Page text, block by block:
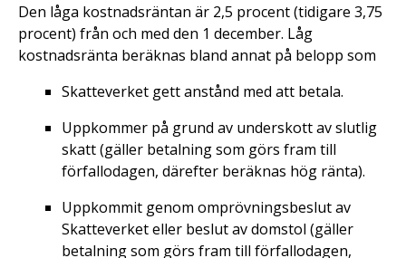
Den låga kostnadsräntan är 2,5 procent (tidigare 3,75
procent) från och med den 1 december. Låg
kostnadsränta beräknas bland annat på belopp som
Skatteverket gett anstånd med att betala.
Uppkommer på grund av underskott av slutlig
skatt (gäller betalning som görs fram till
förfallodagen, därefter beräknas hög ränta).
Uppkommit genom omprövningsbeslut av
Skatteverket eller beslut av domstol (gäller
betalning som görs fram till förfallodagen,